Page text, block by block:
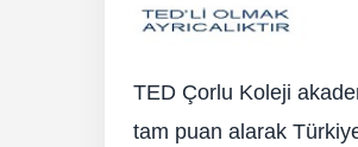
TED Çorlu Koleji
tam puan alarak